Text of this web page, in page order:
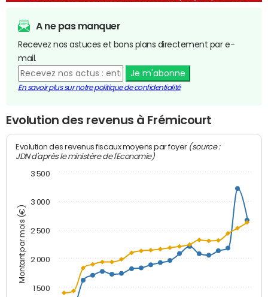
A ne pas manquer
Recevez nos astuces et bons plans directement par e-
mail.
Je m'abonne
En savoir plus sur notre politique de confidentialité
Evolution des revenus à Frémicourt
Montant par mois (€)
Evolution des revenus fiscaux moyens par foyer (source :
JDN d'après le ministère de l'Economie)
1 500
2 000
2 500
3 000
3 500